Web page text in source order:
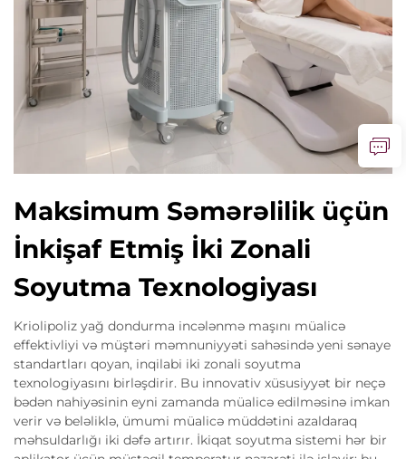
Maksimum Səmərəlilik üçün
İnkişaf Etmiş İki Zonali
Soyutma Texnologiyası
Kriolipoliz yağ dondurma incələnmə maşını müalicə
effektivliyi və müştəri məmnuniyyəti sahəsində yeni sənaye
standartları qoyan, inqilabi iki zonali soyutma
texnologiyasını birləşdirir. Bu innovativ xüsusiyyət bir neçə
bədən nahiyəsinin eyni zamanda müalicə edilməsinə imkan
verir və beləliklə, ümumi müalicə müddətini azaldaraq
məhsuldarlığı iki dəfə artırır. İkiqat soyutma sistemi hər bir